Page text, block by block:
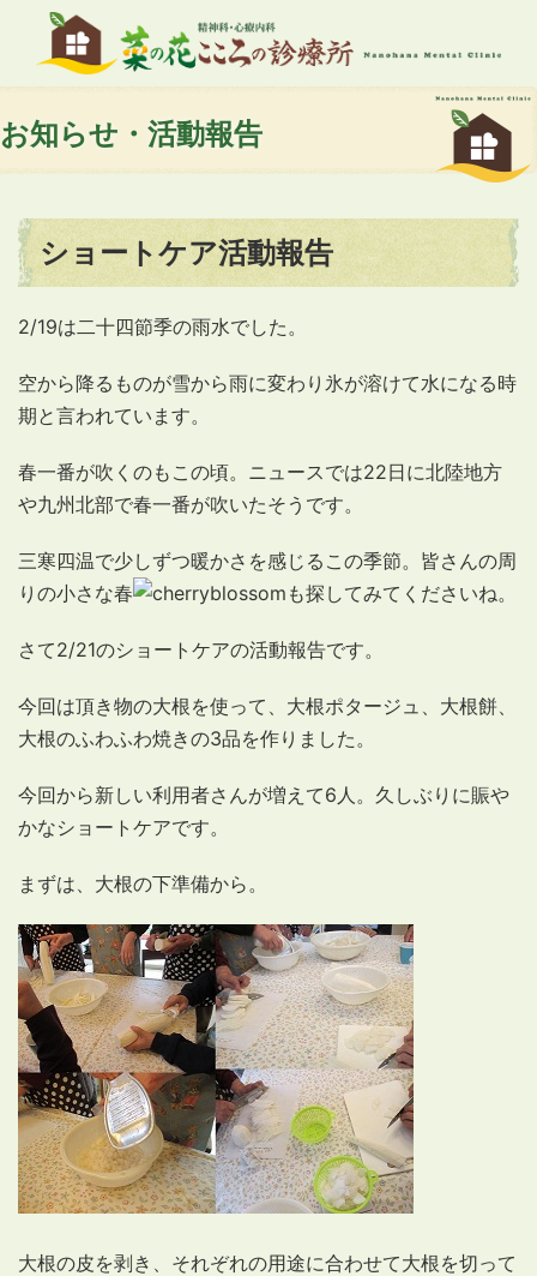
お知らせ・活動報告
ショートケア活動報告
2/19は二十四節季の雨水でした。
空から降るものが雪から雨に変わり氷が溶けて水になる時
期と言われています。
春一番が吹くのもこの頃。ニュースでは22日に北陸地方
や九州北部で春一番が吹いたそうです。
三寒四温で少しずつ暖かさを感じるこの季節。皆さんの周
りの小さな春
も探してみてくださいね。
さて2/21のショートケアの活動報告です。
今回は頂き物の大根を使って、大根ポタージュ、大根餅、
大根のふわふわ焼きの3品を作りました。
今回から新しい利用者さんが増えて6人。久しぶりに賑や
かなショートケアです。
まずは、大根の下準備から。
大根の皮を剥き、それぞれの用途に合わせて大根を切って